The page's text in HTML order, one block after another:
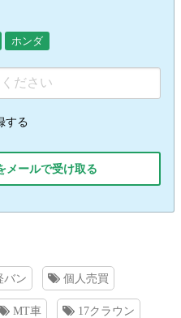
ホンダ
する
メールで受け取る
バン 個人売買
MT車 17クラウン